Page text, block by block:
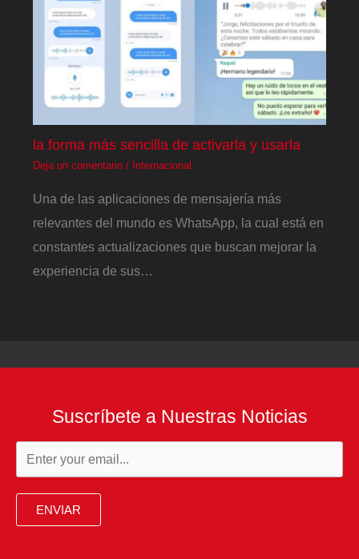
la forma más sencilla de activarla y usarla
Deja un comentario / Internacional
Una de las aplicaciones de mensajería más
relevantes del mundo es WhatsApp, la cual está en
constantes actualizaciones que buscan mejorar la
experiencia de sus…
Suscríbete a Nuestras Noticias
ENVIAR